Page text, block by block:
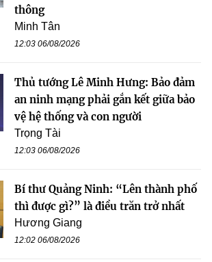
thông
Minh Tân
12:03 06/08/2026
Thủ tướng Lê Minh Hưng: Bảo đảm
an ninh mạng phải gắn kết giữa bảo
vệ hệ thống và con người
Trọng Tài
12:03 06/08/2026
Bí thư Quảng Ninh: “Lên thành phố
thì được gì?” là điều trăn trở nhất
Hương Giang
12:02 06/08/2026